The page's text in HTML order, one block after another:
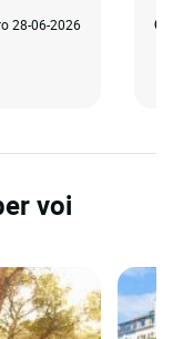
28-06-2026
voi